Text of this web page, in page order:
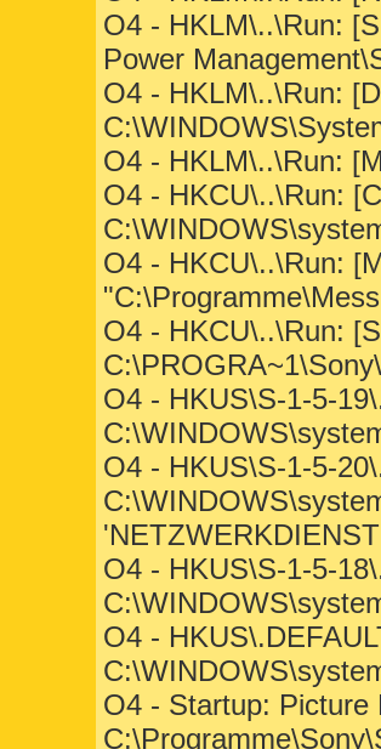
O4 - HKLM\..\Run:
Power
O4 - HKLM\..\Run:
O4 - HKLM\..\Run:
O4 - HKCU\..\Run:
O4 - HKCU\..\Run:
O4 - HKCU\..\Run:
O4 - HKUS\S-1-5-
O4 - HKUS\S-1-5-
O4 - HKUS\S-1-5-
O4 -
O4 - Startup: Picture